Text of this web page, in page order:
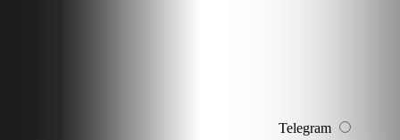
Telegram